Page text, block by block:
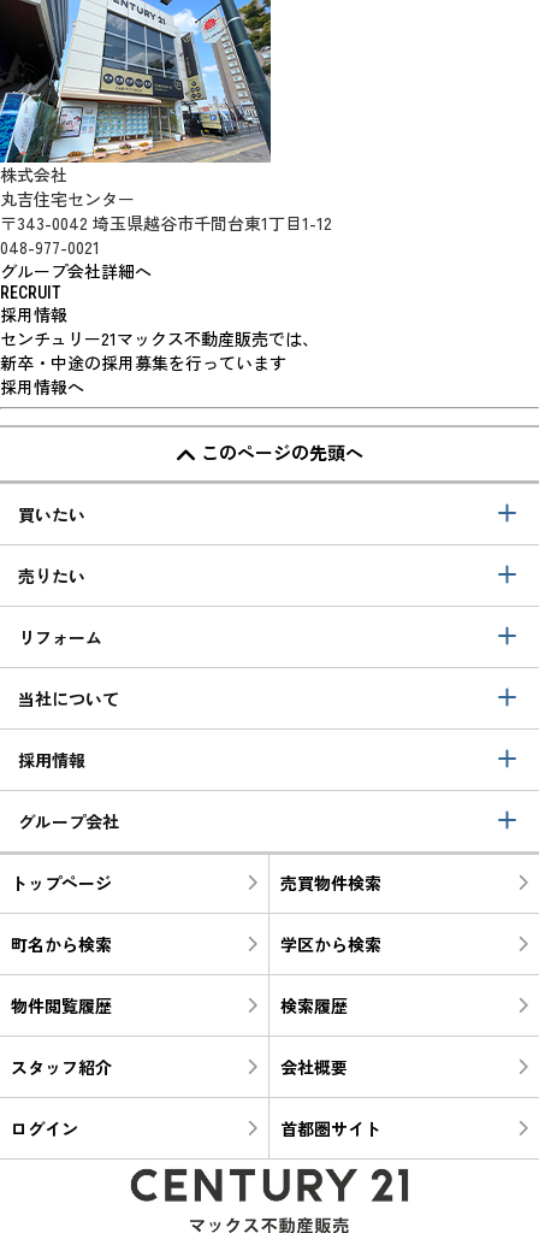
株式会社
丸吉住宅センター
〒343-0042 埼玉県越谷市千間台東1丁目1-12
048-977-0021
グループ会社詳細へ
RECRUIT
採用情報
センチュリー21マックス不動産販売では、
新卒・中途の採用募集を行っています
採用情報へ
このページの先頭へ
買いたい
売りたい
リフォーム
当社について
採用情報
グループ会社
トップページ 売買物件検索
町名から検索 学区から検索
物件閲覧履歴 検索履歴
スタッフ紹介 会社概要
ログイン 首都圏サイト